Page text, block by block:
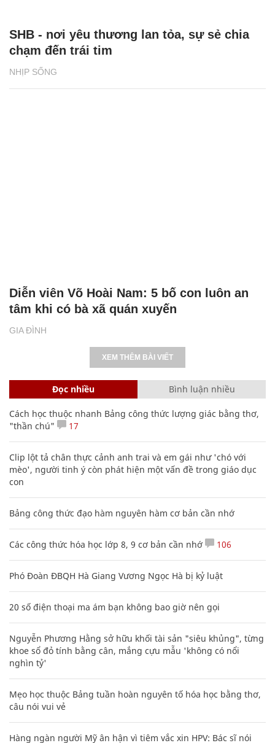
NHỊP SỐNG
SHB - nơi yêu thương lan tỏa, sự sẻ chia
chạm đến trái tim
GIA ĐÌNH
Diễn viên Võ Hoài Nam: 5 bố con luôn an
tâm khi có bà xã quán xuyến
XEM THÊM BÀI VIẾT
Đọc nhiều Bình luận nhiều
Cách học thuộc nhanh Bảng công thức lượng giác bằng thơ,
"thần chú"
17
Clip lột tả chân thực cảnh anh trai và em gái như 'chó với
mèo', người tinh ý còn phát hiện một vấn đề trong giáo dục
con
Bảng công thức đạo hàm nguyên hàm cơ bản cần nhớ
Các công thức hóa học lớp 8, 9 cơ bản cần nhớ 106
Phó Đoàn ĐBQH Hà Giang Vương Ngọc Hà bị kỷ luật
20 số điện thoại ma ám bạn không bao giờ nên gọi
Nguyễn Phương Hằng sở hữu khối tài sản "siêu khủng", từng
khoe sổ đỏ tính bằng cân, mắng cựu mẫu 'không có nổi
nghìn tỷ'
Mẹo học thuộc Bảng tuần hoàn nguyên tố hóa học bằng thơ,
câu nói vui vẻ
Hàng ngàn người Mỹ ân hận vì tiêm vắc xin HPV: Bác sĩ nói